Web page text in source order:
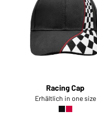
Racing Cap
Erhältlich in one size